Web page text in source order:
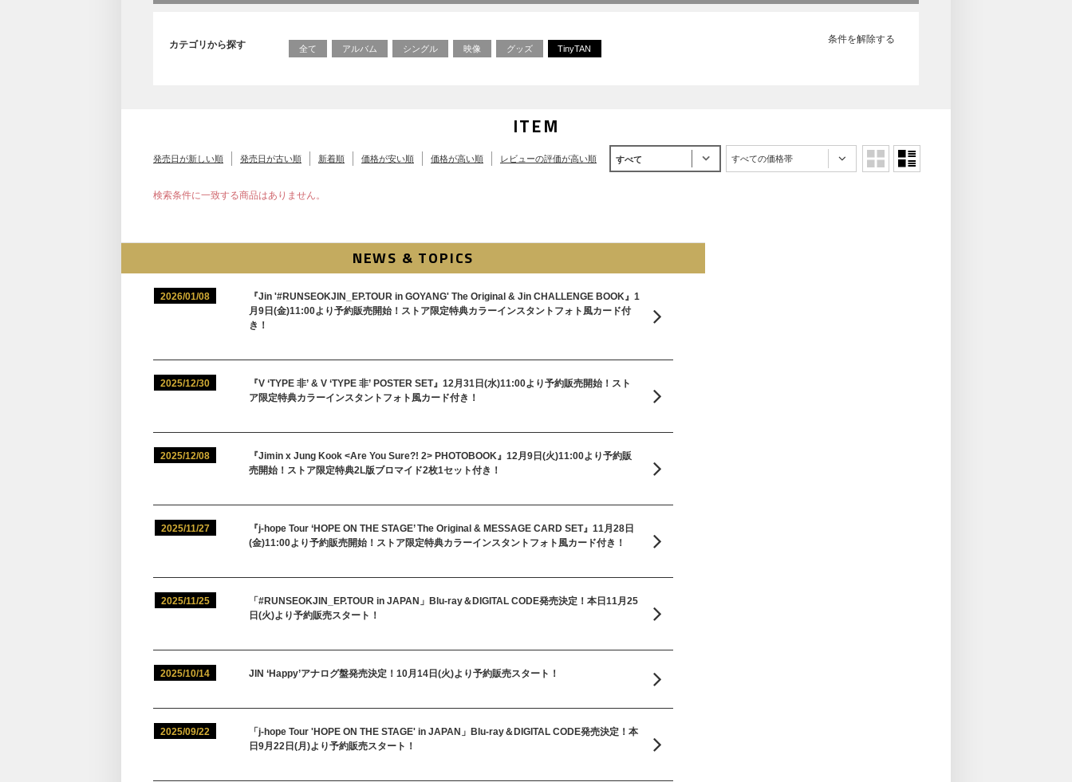
条件を解除する
カテゴリから探す 全て アルバム シングル 映像 グッズ TinyTAN
ITEM
発売日が新しい順 発売日が古い順 新着順 価格が安い順 価格が高い順 レビューの評価が高い順 すべて すべての価格帯
検索条件に一致する商品はありません。
NEWS & TOPICS
2026/01/08
『Jin '#RUNSEOKJIN_EP.TOUR in GOYANG' The Original & Jin CHALLENGE BOOK』1
月9日(金)11:00より予約販売開始！ストア限定特典カラーインスタントフォト風カード付
き！
2025/12/30
『V ‘TYPE 非’ & V ‘TYPE 非’ POSTER SET』12月31日(水)11:00より予約販売開始！スト
ア限定特典カラーインスタントフォト風カード付き！
2025/12/08
『Jimin x Jung Kook <Are You Sure?! 2> PHOTOBOOK』12月9日(火)11:00より予約販
売開始！ストア限定特典2L版ブロマイド2枚1セット付き！
2025/11/27
『j-hope Tour ‘HOPE ON THE STAGE’ The Original & MESSAGE CARD SET』11月28日
(金)11:00より予約販売開始！ストア限定特典カラーインスタントフォト風カード付き！
2025/11/25
「#RUNSEOKJIN_EP.TOUR in JAPAN」Blu-ray＆DIGITAL CODE発売決定！本日11月25
日(火)より予約販売スタート！
2025/10/14 JIN ‘Happy’アナログ盤発売決定！10月14日(火)より予約販売スタート！
2025/09/22
「j-hope Tour 'HOPE ON THE STAGE' in JAPAN」Blu-ray＆DIGITAL CODE発売決定！本
日9月22日(月)より予約販売スタート！